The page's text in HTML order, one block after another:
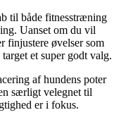
til både fitnesstræning
Uanset om du vil
finjustere øvelser som
et super godt valg.
af hundens poter
særligt velegnet til
er i fokus.